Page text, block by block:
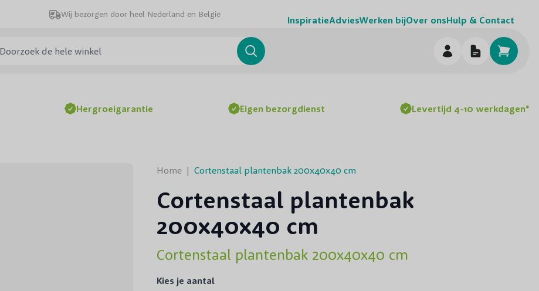
Wij bezorgen door heel Nederland en België InspiratieAdviesWerken bijOver onsHulp & Contact
Search
Hergroeigarantie Eigen bezorgdienst Levertijd 4-10 werkdagen*
Home | Cortenstaal plantenbak 200x40x40 cm
Cortenstaal plantenbak
200x40x40 cm
Cortenstaal plantenbak 200x40x40 cm
Kies je aantal